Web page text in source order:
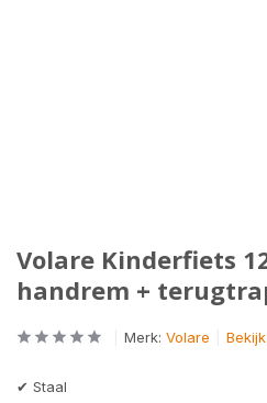
Volare Kinderfiets
handrem +
Merk: Volare
✔ Staal